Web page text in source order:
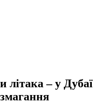
літака – у Дубаї